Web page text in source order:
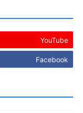
YouTube
Facebook